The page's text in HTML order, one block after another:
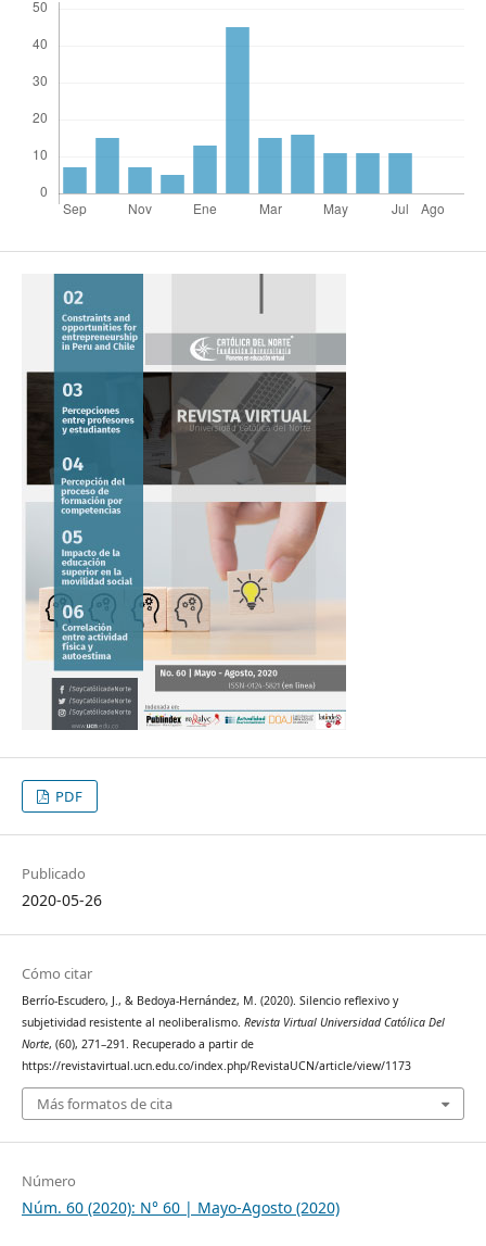
PDF
Publicado
2020-05-26
Cómo citar
Berrío-Escudero, J., & Bedoya-Hernández, M. (2020). Silencio reflexivo y
subjetividad resistente al neoliberalismo. Revista Virtual Universidad Católica Del
Norte, (60), 271–291. Recuperado a partir de
https://revistavirtual.ucn.edu.co/index.php/RevistaUCN/article/view/1173
Más formatos de cita
Número
Núm. 60 (2020): N° 60 | Mayo-Agosto (2020)